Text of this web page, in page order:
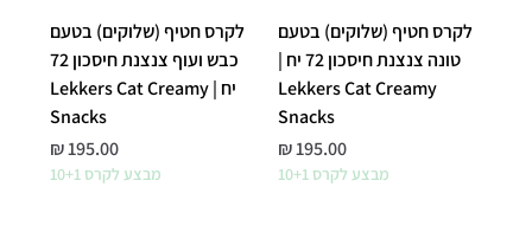
לקרס חטיף (שלוקים) בטעם
טונה צנצנת חיסכון 72 יח |
Lekkers Cat Creamy
Snacks
מחיר
מבצע לקרס 10+1
לקרס חטיף (שלוקים) בטעם
כבש ועוף צנצנת חיסכון 72
יח | Lekkers Cat Creamy
Snacks
מחיר
מבצע לקרס 10+1